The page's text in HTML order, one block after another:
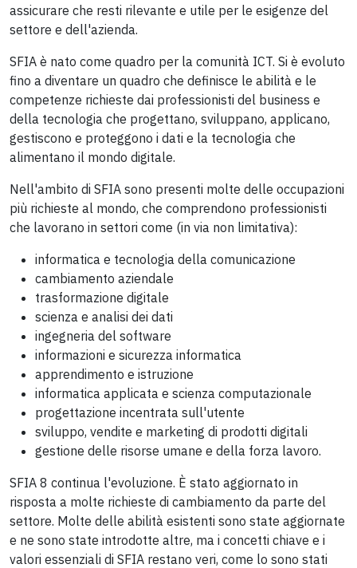
assicurare che resti rilevante e utile per le esigenze del
settore e dell'azienda.
SFIA è nato come quadro per la comunità ICT. Si è evoluto
fino a diventare un quadro che definisce le abilità e le
competenze richieste dai professionisti del business e
della tecnologia che progettano, sviluppano, applicano,
gestiscono e proteggono i dati e la tecnologia che
alimentano il mondo digitale.
Nell'ambito di SFIA sono presenti molte delle occupazioni
più richieste al mondo, che comprendono professionisti
che lavorano in settori come (in via non limitativa):
informatica e tecnologia della comunicazione
cambiamento aziendale
trasformazione digitale
scienza e analisi dei dati
ingegneria del software
informazioni e sicurezza informatica
apprendimento e istruzione
informatica applicata e scienza computazionale
progettazione incentrata sull'utente
sviluppo, vendite e marketing di prodotti digitali
gestione delle risorse umane e della forza lavoro.
SFIA 8 continua l'evoluzione. È stato aggiornato in
risposta a molte richieste di cambiamento da parte del
settore. Molte delle abilità esistenti sono state aggiornate
e ne sono state introdotte altre, ma i concetti chiave e i
valori essenziali di SFIA restano veri, come lo sono stati